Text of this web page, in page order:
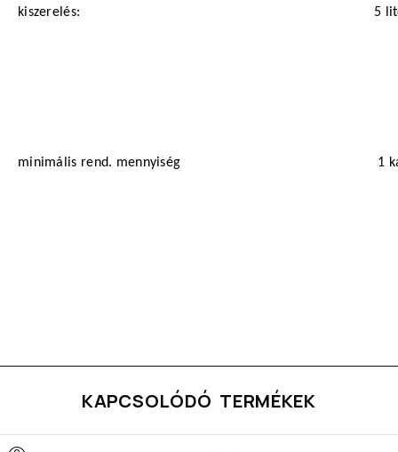
kiszerelés: 5
minimális rend. mennyiség 1
KAPCSOLÓDÓ TERMÉKEK